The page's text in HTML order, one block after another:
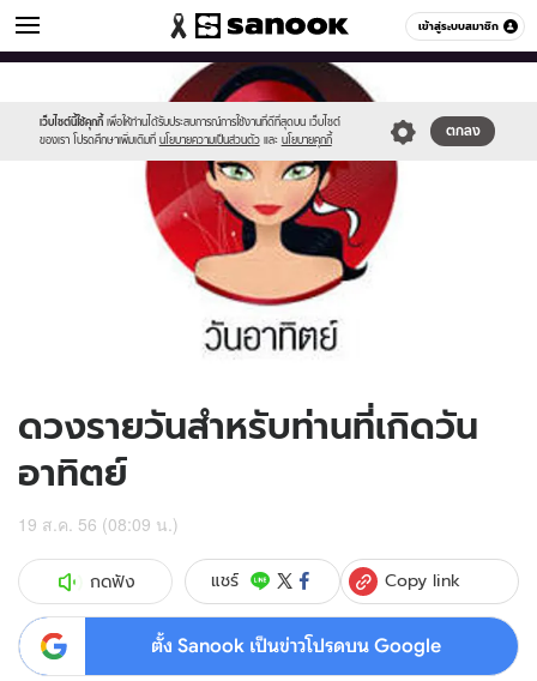
เข้าสู่ระบบสมาชิก
ดูดวง หมวดอื่นๆ
เว็บไซต์นี้ใช้คุกกี้ เพื่อให้ท่านได้รับประสบการณ์การใช้งานที่ดีที่สุดบน เว็บไซต์
ของเรา โปรดศึกษาเพิ่มเติมที่ นโยบายความเป็นส่วนตัว และ นโยบายคุกกี้
ตกลง
//s.isanook.com/sr/0/images/logo-
sanook.png
//s.isanook.com/ho/0/ud/10/50173/170-
ดวงรายวันสำหรับท่านที่เกิดวัน
อาทิตย์
19 ส.ค. 56 (08:09 น.)
กดฟัง แชร์ Copy link
ตั้ง Sanook เป็นข่าวโปรดบน Google